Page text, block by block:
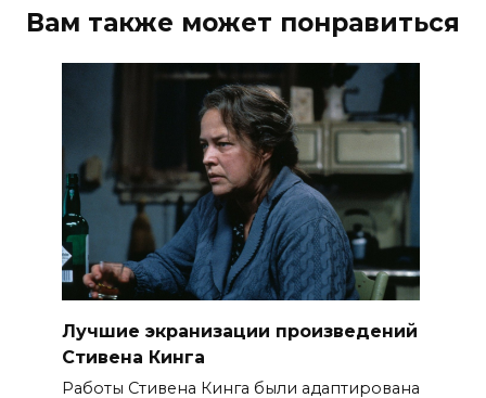
Вам также может понравиться
Лучшие экранизации произведений
Стивена Кинга
Работы Стивена Кинга были адаптирована